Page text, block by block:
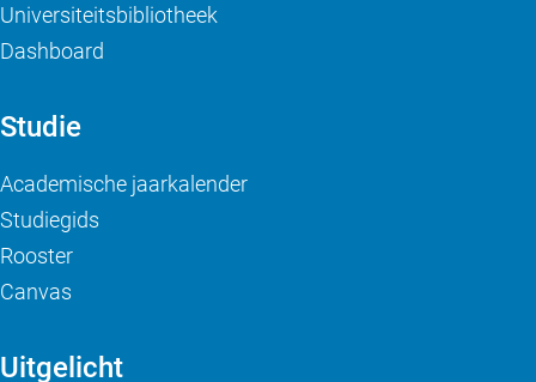
Universiteitsbibliotheek
Dashboard
Studie
Academische jaarkalender
Studiegids
Rooster
Canvas
Uitgelicht